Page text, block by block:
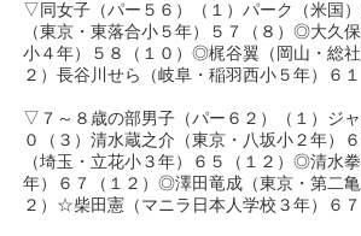
▽同女子（パー５６）（１）パーク（米国
（東京・東落合小５年）５７（８）◎大久
小４年）５８（１０）◎梶谷翼（岡山・総社
２）長谷川せら（岐阜・稲羽西小５年）６１
▽７～８歳の部男子（パー６２）（１）ジ
０（３）清水蔵之介（東京・八坂小２年）
（埼玉・立花小３年）６５（１２）◎清水
年）６７（１２）◎澤田竜成（東京・第二亀
２）☆柴田憲（マニラ日本人学校３年）６７